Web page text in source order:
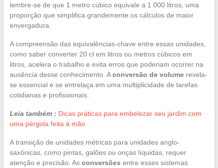
lembre-se de que 1 metro cúbico equivale a 1 000 litros, uma
proporção que simplifica grandemente os cálculos de maior
envergadura.
A compreensão das equivalências-chave entre essas unidades,
como saber converter 20 cl em litros ou metros cúbicos em
litros, acelera o trabalho e evita erros que poderiam ocorrer na
ausência desse conhecimento. Aconversão de volumerevela-
se essencial e se entrelaça em uma multiplicidade de tarefas
cotidianas e profissionais.
Leia também : Dicas práticas para embelezar seu jardim com
uma pérgola feita à mão
A transição de unidades métricas para unidades anglo-
saxônicas, como pintas, galões ou onças líquidas, requer
atenção e precisão. As conversões entre esses sistemas